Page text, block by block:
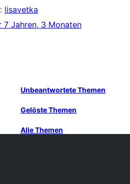
lisavetka
7 Jahren, 3 Monaten
Unbeantwortete Themen
Gelöste Themen
Alle Themen